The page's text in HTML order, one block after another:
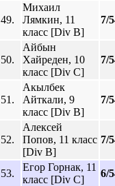
49.
Михаил
Лямкин, 11
класс [Div B]
7/
50.
Айбын
Хайреден, 10
класс [Div C]
7/
51.
Акылбек
Айткали, 9
класс [Div B]
7/
52.
Алексей
Попов, 11 класс
[Div B]
7/
53.
Егор Горнак, 11
класс [Div C]
6/